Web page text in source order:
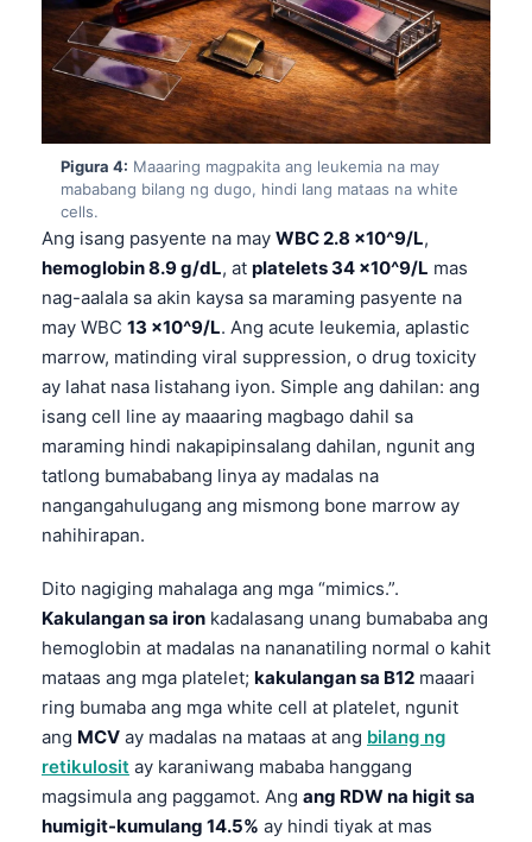
Pigura 4: Maaaring magpakita ang leukemia na may
mababang bilang ng dugo, hindi lang mataas na white
cells.
Ang isang pasyente na may WBC 2.8 x10^9/L,
hemoglobin 8.9 g/dL, at platelets 34 x10^9/L mas
nag-aalala sa akin kaysa sa maraming pasyente na
may WBC 13 x10^9/L. Ang acute leukemia, aplastic
marrow, matinding viral suppression, o drug toxicity
ay lahat nasa listahang iyon. Simple ang dahilan: ang
isang cell line ay maaaring magbago dahil sa
maraming hindi nakapipinsalang dahilan, ngunit ang
tatlong bumababang linya ay madalas na
nangangahulugang ang mismong bone marrow ay
nahihirapan.
Dito nagiging mahalaga ang mga “mimics.”.
Kakulangan sa iron kadalasang unang bumababa ang
hemoglobin at madalas na nananatiling normal o kahit
mataas ang mga platelet; kakulangan sa B12 maaari
ring bumaba ang mga white cell at platelet, ngunit
ang MCV ay madalas na mataas at ang bilang ng
retikulosit ay karaniwang mababa hanggang
magsimula ang paggamot. Ang ang RDW na higit sa
humigit-kumulang 14.5% ay hindi tiyak at mas